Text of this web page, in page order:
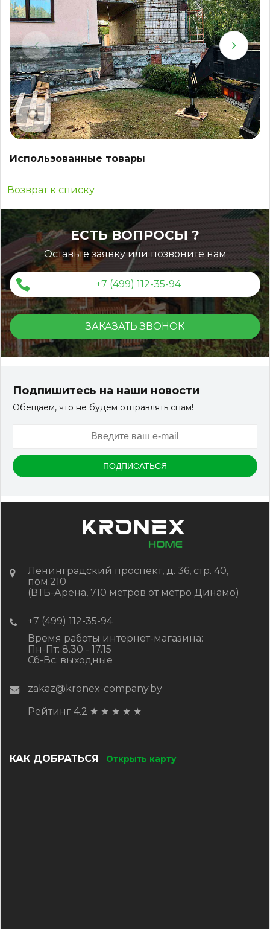
Использованные товары
Возврат к списку
ЕСТЬ ВОПРОСЫ ?
Оставьте заявку или позвоните нам
+7 (499) 112-35-94
ЗАКАЗАТЬ ЗВОНОК
Подпишитесь на наши новости
Обещаем, что не будем отправлять спам!
Ленинградский проспект, д. 36, стр. 40,
пом.210
(ВТБ-Арена, 710 метров от метро Динамо)
+7 (499) 112-35-94
Время работы интернет-магазина:
Пн-Пт: 8.30 - 17.15
Сб-Вс: выходные
zakaz@kronex-company.by
Рейтинг 4.2 ★ ★ ★ ★ ★
КАК ДОБРАТЬСЯ Открыть карту